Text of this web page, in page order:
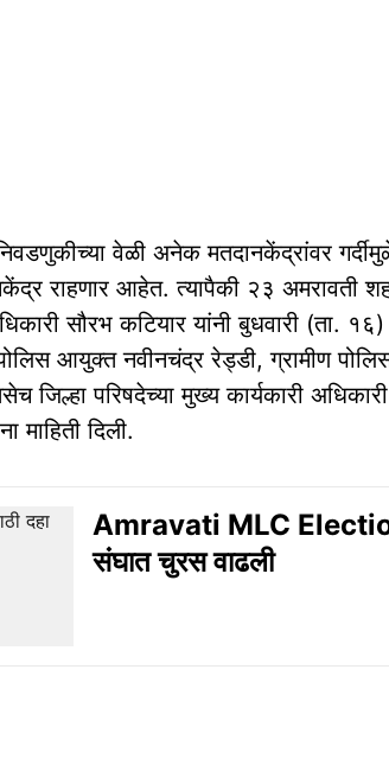
वेळी अनेक मतदानकेंद्रांवर
राहणार आहेत. त्यापैकी २३ अमरावती
सौरभ कटियार यांनी बुधवारी (ता.
आयुक्त नवीनचंद्र रेड्डी, ग्रामीण
परिषदेच्या मुख्य कार्यकारी अधिकारी
माहिती दिली.
Amravati MLC Election:
संघात चुरस वाढली